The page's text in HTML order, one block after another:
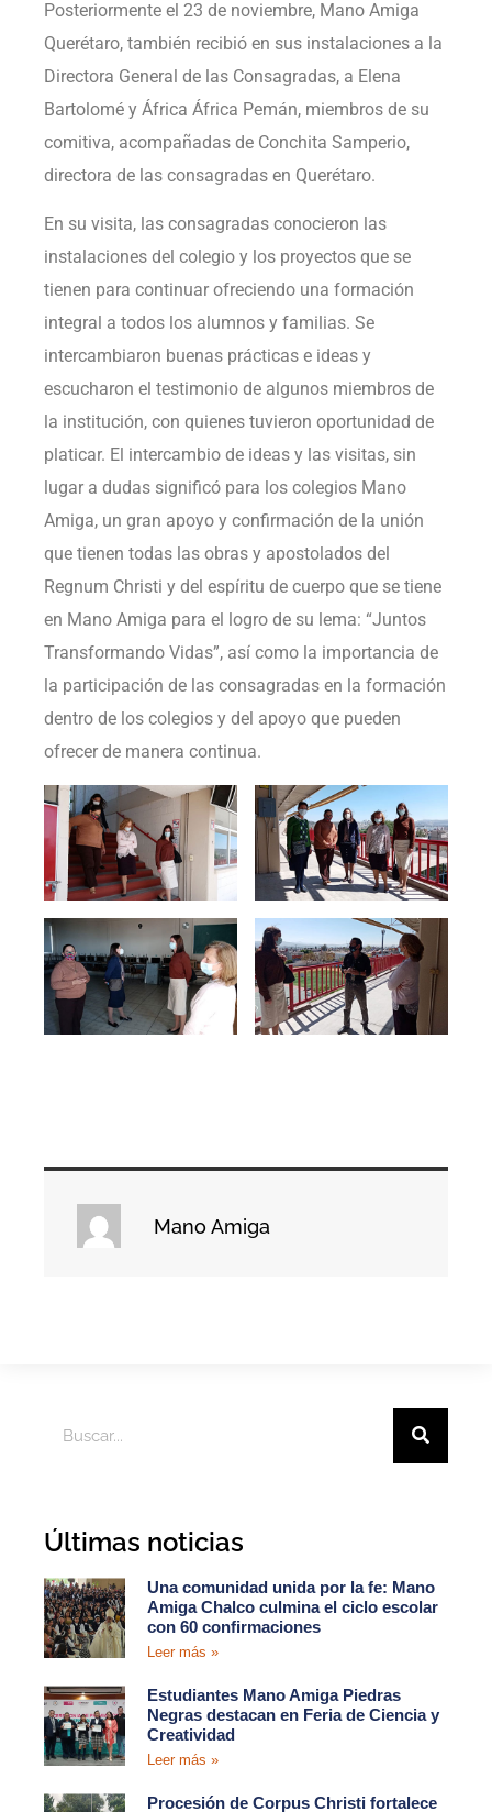
Posteriormente el 23 de noviembre, Mano Amiga
Querétaro, también recibió en sus instalaciones a la
Directora General de las Consagradas, a Elena
Bartolomé y África África Pemán, miembros de su
comitiva, acompañadas de Conchita Samperio,
directora de las consagradas en Querétaro.
En su visita, las consagradas conocieron las
instalaciones del colegio y los proyectos que se
tienen para continuar ofreciendo una formación
integral a todos los alumnos y familias. Se
intercambiaron buenas prácticas e ideas y
escucharon el testimonio de algunos miembros de
la institución, con quienes tuvieron oportunidad de
platicar. El intercambio de ideas y las visitas, sin
lugar a dudas significó para los colegios Mano
Amiga, un gran apoyo y confirmación de la unión
que tienen todas las obras y apostolados del
Regnum Christi y del espíritu de cuerpo que se tiene
en Mano Amiga para el logro de su lema: “Juntos
Transformando Vidas”, así como la importancia de
la participación de las consagradas en la formación
dentro de los colegios y del apoyo que pueden
ofrecer de manera continua.
Mano Amiga
Últimas noticias
Una comunidad unida por la fe: Mano
Amiga Chalco culmina el ciclo escolar
con 60 confirmaciones
Leer más »
Estudiantes Mano Amiga Piedras
Negras destacan en Feria de Ciencia y
Creatividad
Leer más »
Procesión de Corpus Christi fortalece